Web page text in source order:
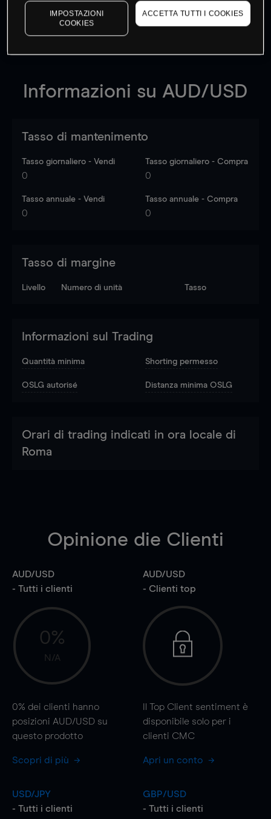
Log into see latest market data
Informazioni su AUD/USD
Tasso di mantenimento
Tasso giornaliero - Vendi
0
Tasso giornaliero - Compra
0
Tasso annuale - Vendi
0
Tasso annuale - Compra
0
Tasso di margine
Livello Numero di unità Tasso
Informazioni sul Trading
Quantità minima Shorting permesso
OSLG autorisé Distanza minima OSLG
Orari di trading indicati in ora locale di
Roma
Opinione die Clienti
AUD/USD
- Tutti i clienti
0%
N/A
0% dei clienti hanno
posizioni AUD/USD su
questo prodotto
Scopri di più
AUD/USD
- Clienti top
Il Top Client sentiment è
disponibile solo per i
clienti CMC
Apri un conto
USD/JPY
- Tutti i clienti
GBP/USD
- Tutti i clienti
IMPOSTAZIONI
COOKIES
ACCETTA TUTTI I COOKIES